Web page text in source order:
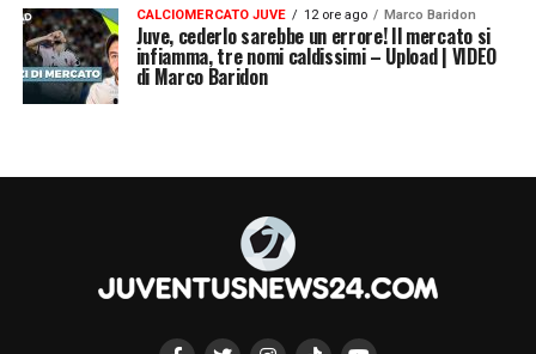
CALCIOMERCATO JUVE 12 ore ago Marco Baridon
Juve, cederlo sarebbe un errore! Il mercato si
infiamma, tre nomi caldissimi – Upload | VIDEO
di Marco Baridon